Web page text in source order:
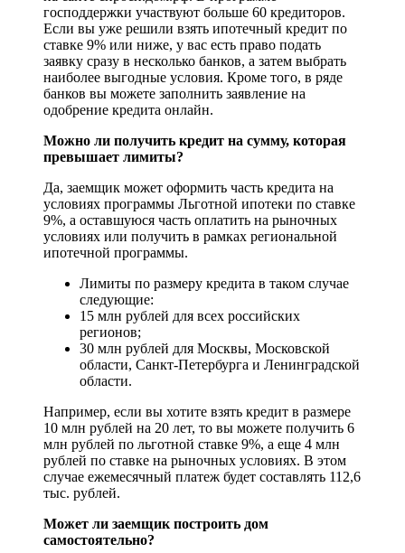
господдержки участвуют больше 60 кредиторов.
Если вы уже решили взять ипотечный кредит по
ставке 9% или ниже, у вас есть право подать
заявку сразу в несколько банков, а затем выбрать
наиболее выгодные условия. Кроме того, в ряде
банков вы можете заполнить заявление на
одобрение кредита онлайн.
Можно ли получить кредит на сумму, которая
превышает лимиты?
Да, заемщик может оформить часть кредита на
условиях программы Льготной ипотеки по ставке
9%, а оставшуюся часть оплатить на рыночных
условиях или получить в рамках региональной
ипотечной программы.
Лимиты по размеру кредита в таком случае
следующие:
15 млн рублей для всех российских
регионов;
30 млн рублей для Москвы, Московской
области, Санкт-Петербурга и Ленинградской
области.
Например, если вы хотите взять кредит в размере
10 млн рублей на 20 лет, то вы можете получить 6
млн рублей по льготной ставке 9%, а еще 4 млн
рублей по ставке на рыночных условиях. В этом
случае ежемесячный платеж будет составлять 112,6
тыс. рублей.
Может ли заемщик построить дом
самостоятельно?